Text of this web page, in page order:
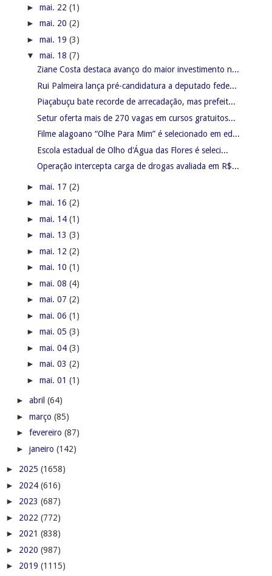
► mai. 22 (1)
► mai. 20 (2)
► mai. 19 (3)
▼ mai. 18 (7)
Ziane Costa destaca avanço do maior investimento n...
Rui Palmeira lança pré-candidatura a deputado fede...
Piaçabuçu bate recorde de arrecadação, mas prefeit...
Setur oferta mais de 270 vagas em cursos gratuitos...
Filme alagoano “Olhe Para Mim” é selecionado em ed...
Escola estadual de Olho d'Água das Flores é seleci...
Operação intercepta carga de drogas avaliada em R$...
► mai. 17 (2)
► mai. 16 (2)
► mai. 14 (1)
► mai. 13 (3)
► mai. 12 (2)
► mai. 10 (1)
► mai. 08 (4)
► mai. 07 (2)
► mai. 06 (1)
► mai. 05 (3)
► mai. 04 (3)
► mai. 03 (2)
► mai. 01 (1)
► abril (64)
► março (85)
► fevereiro (87)
► janeiro (142)
► 2025 (1658)
► 2024 (616)
► 2023 (687)
► 2022 (772)
► 2021 (838)
► 2020 (987)
► 2019 (1115)